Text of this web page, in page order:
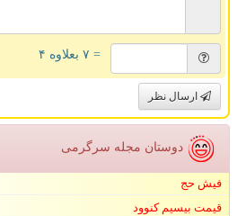
= ۷ بعلاوه ۴
ارسال نظر
دوستان مجله سرگرمی
فیش حج
قیمت بیسیم کنوود